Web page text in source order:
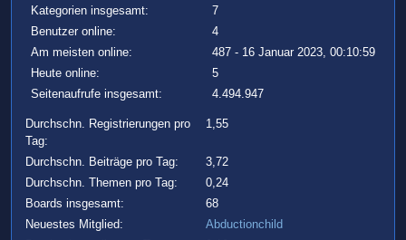
Kategorien insgesamt:
7
Benutzer online:
4
Am meisten online:
487 - 16 Januar 2023, 00:10:59
Heute online:
5
Seitenaufrufe insgesamt:
4.494.947
Durchschn. Registrierungen pro
Tag:
1,55
Durchschn. Beiträge pro Tag:
3,72
Durchschn. Themen pro Tag:
0,24
Boards insgesamt:
68
Neuestes Mitglied:
Abductionchild